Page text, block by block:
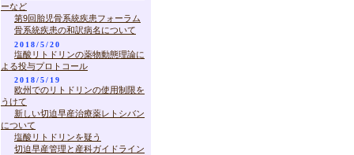
ーなど
第9回胎児骨系統疾患フォーラム
骨系統疾患の和訳病名について
2018/5/20
塩酸リトドリンの薬物動態理論に
よる投与プロトコール
2018/5/19
欧州でのリトドリンの使用制限を
うけて
新しい切迫早産治療薬レトシバン
について
塩酸リトドリンを疑う
切迫早産管理と産科ガイドライン